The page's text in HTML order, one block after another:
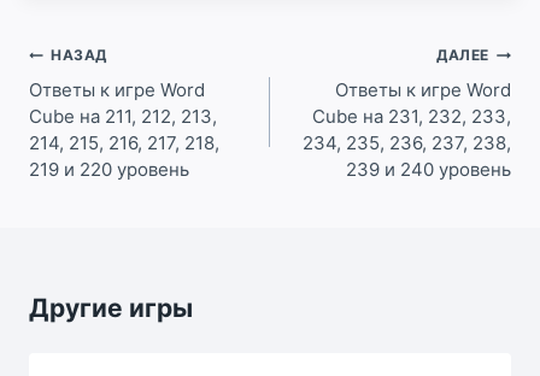
Навигация
по
записям
НАЗАД
Ответы к игре Word
Cube на 211, 212, 213,
214, 215, 216, 217, 218,
219 и 220 уровень
ДАЛЕЕ
Ответы к игре Word
Cube на 231, 232, 233,
234, 235, 236, 237, 238,
239 и 240 уровень
Другие игры